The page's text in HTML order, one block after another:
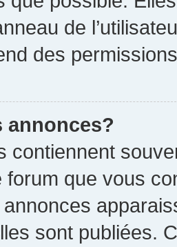
de
des
annonces?
contiennent
forum que vous
sont publiées.